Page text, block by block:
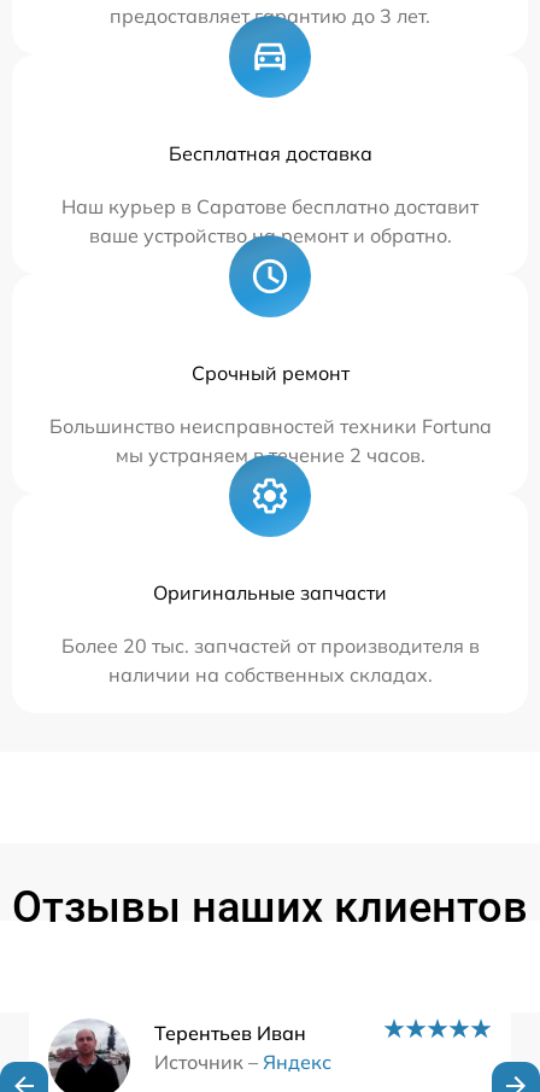
предоставляет гарантию до 3 лет.
Бесплатная доставка
Наш курьер в Саратове бесплатно доставит
ваше устройство на ремонт и обратно.
Срочный ремонт
Большинство неисправностей техники Fortuna
мы устраняем в течение 2 часов.
Оригинальные запчасти
Более 20 тыс. запчастей от производителя в
наличии на собственных складах.
Отзывы наших клиентов
Терентьев Иван
Источник – Яндекс